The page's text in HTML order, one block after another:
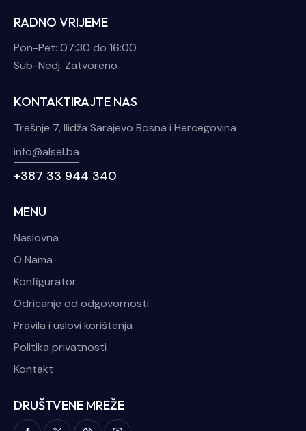
RADNO VRIJEME
Pon-Pet: 07:30 do 16:00
Sub-Nedj: Zatvoreno
KONTAKTIRAJTE NAS
Trešnje 7, Ilidža Sarajevo Bosna i Hercegovina
info@alsel.ba
+387 33 944 340
MENU
Naslovna
O Nama
Konfigurator
Odricanje od odgovornosti
Pravila i uslovi korištenja
Politika privatnosti
Kontakt
DRUŠTVENE MREŽE